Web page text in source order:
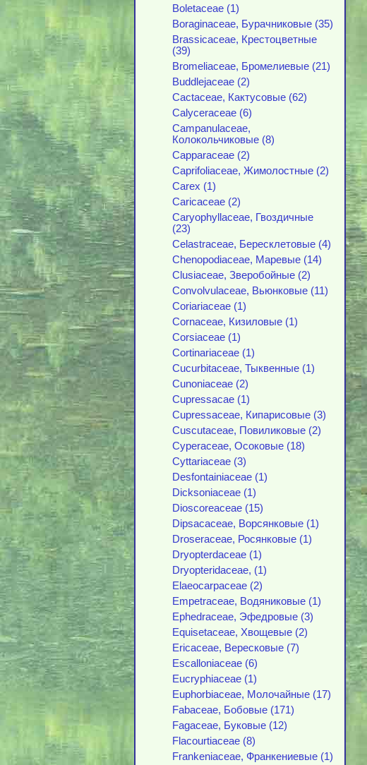
Boletaceae (1)
Boraginaceae, Бурачниковые (35)
Brassicaceae, Крестоцветные
(39)
Bromeliaceae, Бромелиевые (21)
Buddlejaceae (2)
Cactaceae, Кактусовые (62)
Calyceraceae (6)
Campanulaceae,
Колокольчиковые (8)
Capparaceae (2)
Caprifoliaceae, Жимолостные (2)
Carex (1)
Caricaceae (2)
Caryophyllaceae, Гвоздичные
(23)
Celastraceae, Бересклетовые (4)
Chenopodiaceae, Маревые (14)
Clusiaceae, Зверобойные (2)
Convolvulaceae, Вьюнковые (11)
Coriariaceae (1)
Cornaceae, Кизиловые (1)
Corsiaceae (1)
Cortinariaceae (1)
Cucurbitaceae, Тыквенные (1)
Cunoniaceae (2)
Cupressacae (1)
Cupressaceae, Кипарисовые (3)
Cuscutaceae, Повиликовые (2)
Cyperaceae, Осоковые (18)
Cyttariaceae (3)
Desfontainiaceae (1)
Dicksoniaceae (1)
Dioscoreaceae (15)
Dipsacaceae, Ворсянковые (1)
Droseraceae, Росянковые (1)
Dryopterdaceae (1)
Dryopteridaceae, (1)
Elaeocarpaceae (2)
Empetraceae, Водяниковые (1)
Ephedraceae, Эфедровые (3)
Equisetaceae, Хвощевые (2)
Ericaceae, Вересковые (7)
Escalloniaceae (6)
Eucryphiaceae (1)
Euphorbiaceae, Молочайные (17)
Fabaceae, Бобовые (171)
Fagaceae, Буковые (12)
Flacourtiaceae (8)
Frankeniaceae, Франкениевые (1)